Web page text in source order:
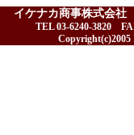
イケナカ商事株式会社
TEL 03-6240-3820
Copyright(c)2005